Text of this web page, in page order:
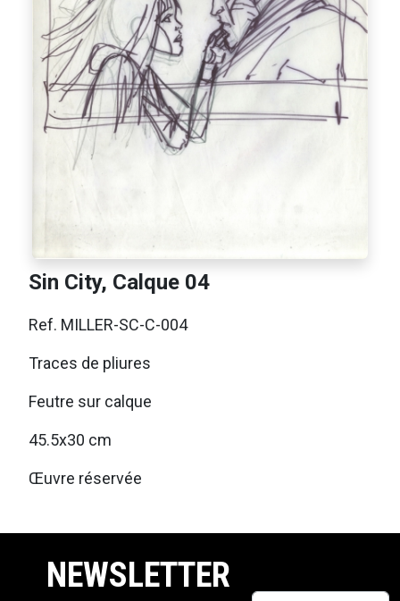
Sin City, Calque 04
Ref. MILLER-SC-C-004
Traces de pliures
Feutre sur calque
45.5x30 cm
Œuvre réservée
NEWSLETTER